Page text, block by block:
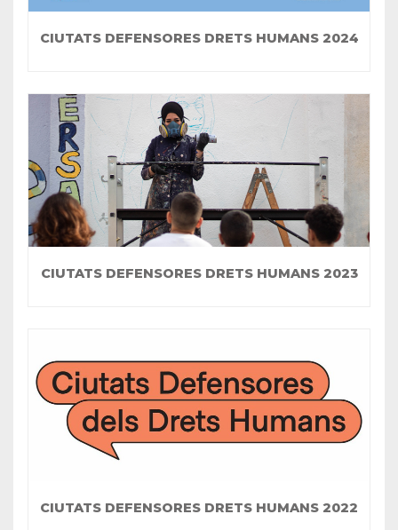
CIUTATS DEFENSORES DRETS HUMANS 2024
CIUTATS DEFENSORES DRETS HUMANS 2023
CIUTATS DEFENSORES DRETS HUMANS 2022